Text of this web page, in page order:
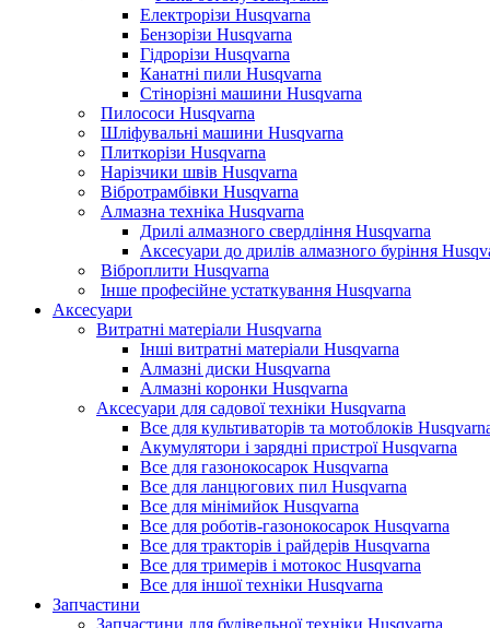
Електрорізи Husqvarna
Бензорізи Husqvarna
Гідрорізи Husqvarna
Канатні пили Husqvarna
Стінорізні машини Husqvarna
Пилососи Husqvarna
Шліфувальні машини Husqvarna
Плиткорізи Husqvarna
Нарізчики швів Husqvarna
Вібротрамбівки Husqvarna
Алмазна техніка Husqvarna
Дрилі алмазного свердління Husqvarna
Аксесуари до дрилів алмазного буріння
Віброплити Husqvarna
Інше професійне устаткування Husqvarna
Аксесуари
Витратні матеріали Husqvarna
Інші витратні матеріали Husqvarna
Алмазні диски Husqvarna
Алмазні коронки Husqvarna
Аксесуари для садової техніки Husqvarna
Все для культиваторів та мотоблоків
Акумулятори і зарядні пристрої Husqvarna
Все для газонокосарок Husqvarna
Все для ланцюгових пил Husqvarna
Все для мінімийок Husqvarna
Все для роботів-газонокосарок Husqvarna
Все для тракторів і райдерів Husqvarna
Все для тримерів і мотокос Husqvarna
Все для іншої техніки Husqvarna
Запчастини
Запчастини для будівельної техніки Husqvarna